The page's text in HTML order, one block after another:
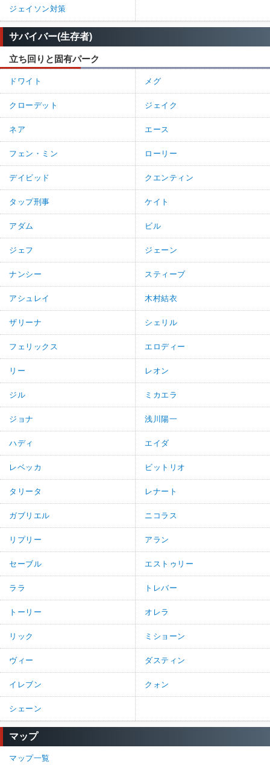
ジェイソン対策
サバイバー(生存者)
立ち回りと固有パーク
ドワイト メグ
クローデット ジェイク
ネア エース
フェン・ミン ローリー
デイビッド クエンティン
タップ刑事 ケイト
アダム ビル
ジェフ ジェーン
ナンシー スティーブ
アシュレイ 木村結衣
ザリーナ シェリル
フェリックス エロディー
リー レオン
ジル ミカエラ
ジョナ 浅川陽一
ハディ エイダ
レベッカ ビットリオ
タリータ レナート
ガブリエル ニコラス
リプリー アラン
セーブル エストゥリー
ララ トレバー
トーリー オレラ
リック ミショーン
ヴィー ダスティン
イレブン クォン
シェーン
マップ
マップ一覧